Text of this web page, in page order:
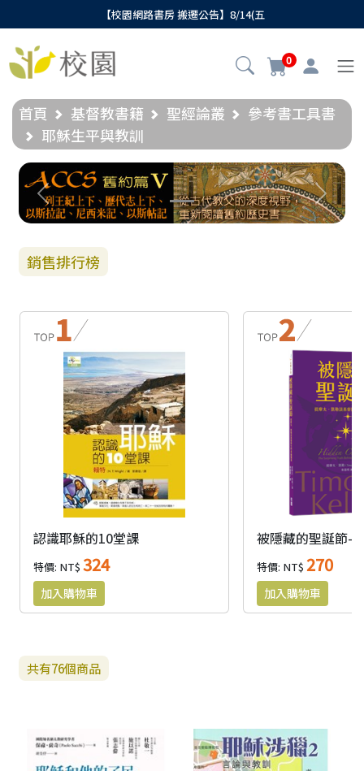
【校園網路書房 搬遷公告】8/14(五
0
首頁 基督教書籍 聖經論叢
參考書工具書
耶穌生平與教訓
Previous Next
銷售排行榜
認識耶穌的10堂課
特價: NT$324 特價: NT$270
共有76個商品